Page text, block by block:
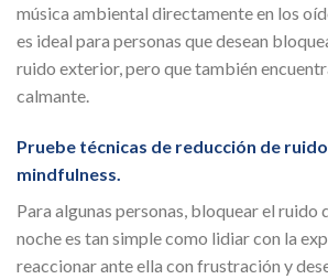
música ambiental directamente en los
es ideal para personas que desean
ruido exterior, pero que también
calmante.
Pruebe técnicas de reducción de
mindfulness.
Para algunas personas, bloquear el ruido
noche es tan simple como lidiar con la
reaccionar ante ella con frustración y